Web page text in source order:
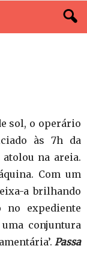
sol, o operário
às 7h da
na areia.
Com um
a brilhando
no expediente
conjuntura
Passa